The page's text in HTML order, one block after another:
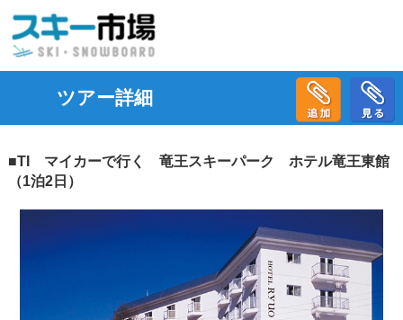
ツアー詳細
■TI マイカーで行く 竜王スキーパーク ホテル竜王東館
（1泊2日）